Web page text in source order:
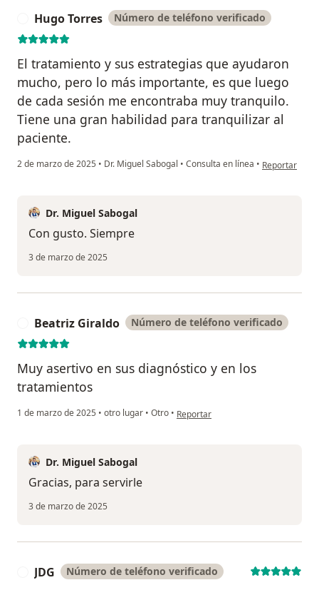
Hugo Torres Número de teléfono verificado
El tratamiento y sus estrategias que ayudaron
mucho, pero lo más importante, es que luego
de cada sesión me encontraba muy tranquilo.
Tiene una gran habilidad para tranquilizar al
paciente.
2 de marzo de 2025 • Dr. Miguel Sabogal • Consulta en línea • en opinión
Reportar
Dr. Miguel Sabogal
Con gusto. Siempre
3 de marzo de 2025
Beatriz Giraldo Número de teléfono verificado
Muy asertivo en sus diagnóstico y en los
tratamientos
1 de marzo de 2025 • otro lugar • Otro • en opinión del usuario Beatriz
Reportar
Dr. Miguel Sabogal
Gracias, para servirle
3 de marzo de 2025
JDG Número de teléfono verificado